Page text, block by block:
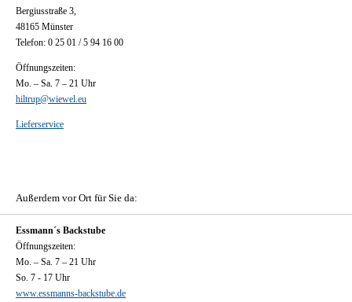
Bergiusstraße 3,
48165 Münster
Telefon: 0 25 01 / 5 94 16 00
Öffnungszeiten:
Mo. – Sa. 7 – 21 Uhr
hiltrup@wiewel.eu
Lieferservice
Außerdem vor Ort für Sie da:
Essmann´s Backstube
Öffnungszeiten:
Mo. – Sa. 7 – 21 Uhr
So. 7 - 17 Uhr
www.essmanns-backstube.de